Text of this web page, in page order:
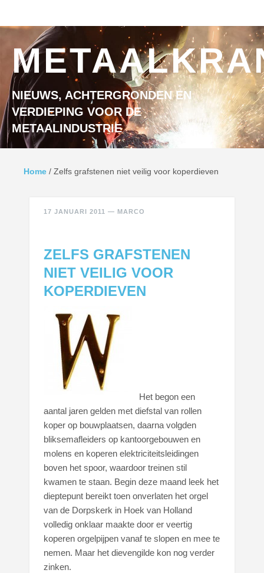
NIEUWS, ACHTERGRONDEN EN
VERDIEPING VOOR DE
METAALINDUSTRIE
Home / Zelfs grafstenen niet veilig voor koperdieven
17 JANUARI 2011 — MARCO
ZELFS GRAFSTENEN
NIET VEILIG VOOR
KOPERDIEVEN
Het begon een
aantal jaren gelden met diefstal van rollen
koper op bouwplaatsen, daarna volgden
bliksemafleiders op kantoorgebouwen en
molens en koperen elektriciteitsleidingen
boven het spoor, waardoor treinen stil
kwamen te staan. Begin deze maand leek het
dieptepunt bereikt toen onverlaten het orgel
van de Dorpskerk in Hoek van Holland
volledig onklaar maakte door er veertig
koperen orgelpijpen vanaf te slopen en mee te
nemen. Maar het dievengilde kon nog verder
zinken.